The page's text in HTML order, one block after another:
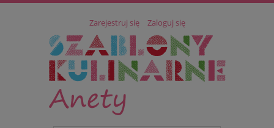
Zarejestruj się Zaloguj się